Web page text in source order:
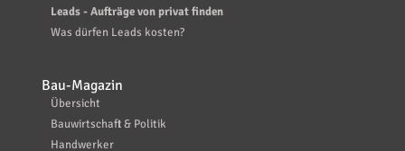
Leads - Aufträge von privat finden
Was dürfen Leads kosten?
Bau-Magazin
Übersicht
Bauwirtschaft & Politik
Handwerker